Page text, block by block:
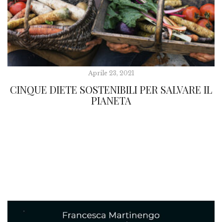
Aprile 23, 2021
CINQUE DIETE SOSTENIBILI PER SALVARE IL
PIANETA